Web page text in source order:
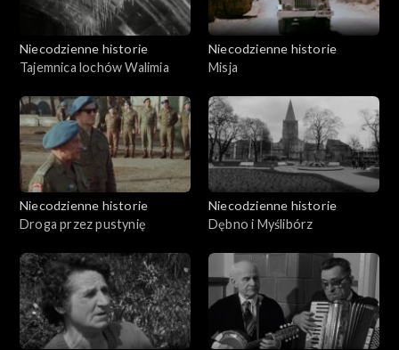
Niecodzienne historie
Tajemnica lochów Walimia
Niecodzienne historie
Misja
Niecodzienne historie
Droga przez pustynię
Niecodzienne historie
Dębno i Myślibórz